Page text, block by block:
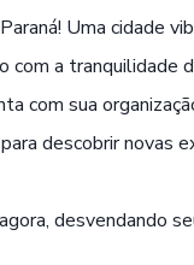
Uma cidade
com a tranquilidade
com sua
descobrir novas
desvendando